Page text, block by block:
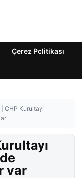
Çerez Politikası
CHP Kurultayı
var